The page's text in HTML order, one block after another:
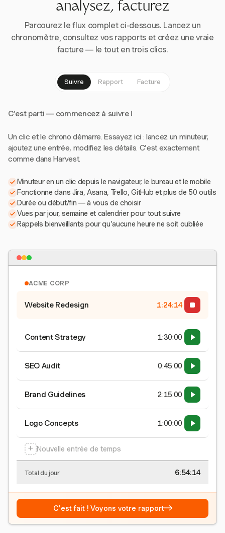
analysez, facturez
Parcourez le flux complet ci-dessous. Lancez un
chronomètre, consultez vos rapports et créez une vraie
facture — le tout en trois clics.
Suivre Rapport Facture
C'est parti — commencez à suivre !
Un clic et le chrono démarre. Essayez ici : lancez un minuteur,
ajoutez une entrée, modifiez les détails. C'est exactement
comme dans Harvest.
Minuteur en un clic depuis le navigateur, le bureau et le mobile
Fonctionne dans Jira, Asana, Trello, GitHub et plus de 50 outils
Durée ou début/fin — à vous de choisir
Vues par jour, semaine et calendrier pour tout suivre
Rappels bienveillants pour qu'aucune heure ne soit oubliée
ACME CORP
Website Redesign 1:24:15
Content Strategy 1:30:00
SEO Audit 0:45:00
Brand Guidelines 2:15:00
Logo Concepts 1:00:00
+ Nouvelle entrée de temps
Total du jour 6:54:15
C'est fait ! Voyons votre rapport→